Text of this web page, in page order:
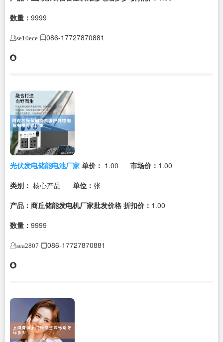
数量： 9999
se10ece 086-17727870881
光伏发电储能电池厂家 单价： 1.00 市场价： 1.00
类别： 核心产品 单位： 张
产品：商丘储能发电机厂家批发价格 折扣价： 1.00
数量： 9999
sea2807 086-17727870881